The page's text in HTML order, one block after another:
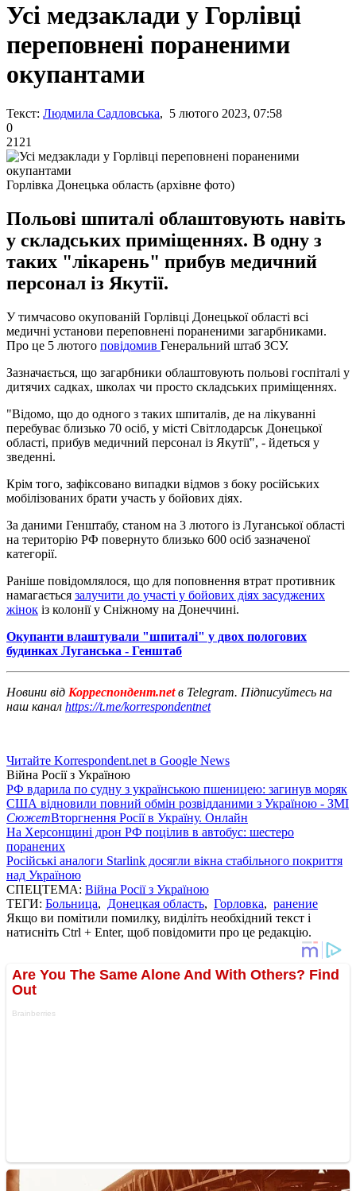
Усі медзаклади у Горлівці
переповнені пораненими
окупантами
Текст: Людмила Садловська, 5 лютого 2023, 07:58
0
2121
Горлівка Донецька область (архівне фото)
Польові шпиталі облаштовують навіть
у складських приміщеннях. В одну з
таких "лікарень" прибув медичний
персонал із Якутії.
У тимчасово окупованій Горлівці Донецької області всі
медичні установи переповнені пораненими загарбниками.
Про це 5 лютого повідомив Генеральний штаб ЗСУ.
Зазначається, що загарбники облаштовують польові госпіталі у
дитячих садках, школах чи просто складських приміщеннях.
"Відомо, що до одного з таких шпиталів, де на лікуванні
перебуває близько 70 осіб, у місті Світлодарськ Донецької
області, прибув медичний персонал із Якутії", - йдеться у
зведенні.
Крім того, зафіксовано випадки відмов з боку російських
мобілізованих брати участь у бойових діях.
За даними Генштабу, станом на 3 лютого із Луганської області
на територію РФ повернуто близько 600 осіб зазначеної
категорії.
Раніше повідомлялося, що для поповнення втрат противник
намагається залучити до участі у бойових діях засуджених
жінок із колонії у Сніжному на Донеччині.
Окупанти влаштували "шпиталі" у двох пологових
будинках Луганська - Генштаб
Новини від Корреспондент.netв Telegram. Підписуйтесь на
наш канал https://t.me/korrespondentnet
Читайте Korrespondent.net в Google News
Війна Росії з Україною
РФ вдарила по судну з українською пшеницею: загинув моряк
США відновили повний обмін розвідданими з Україною - ЗМІ
СюжетВторгнення Росії в Україну. Онлайн
На Херсонщині дрон РФ поцілив в автобус: шестеро
поранених
Російські аналоги Starlink досягли вікна стабільного покриття
над Україною
СПЕЦТЕМА: Війна Росії з Україною
ТЕГИ: Больница, Донецкая область, Горловка, ранение
Якщо ви помітили помилку, виділіть необхідний текст і
натисніть Ctrl + Enter, щоб повідомити про це редакцію.